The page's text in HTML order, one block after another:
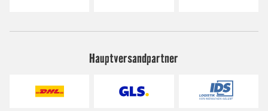
Hauptversandpartner